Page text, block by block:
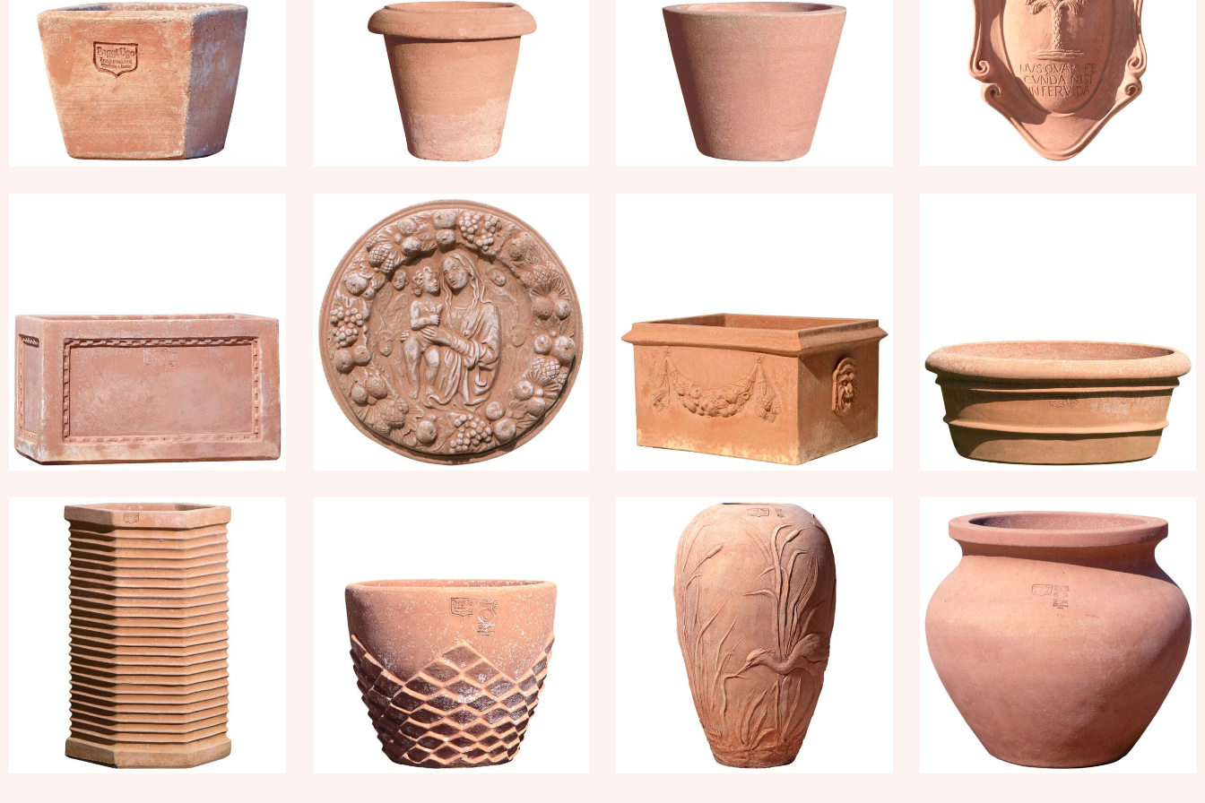
14,31€ – 17,18€ 350,53€–420,64
376,76€–452,11€
Vergine e Figlio in
ghirlanda,
Collezione Giubileo
171,73€–206,07€
Cassetta esagonale
millerighe
329,35€–395,22 60,98€–95,57€
Anfora con aironi
592,69€–711,22
Cache pot liscio con
collo
185,54 €–222,65€